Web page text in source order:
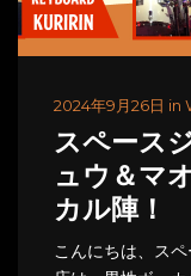
2024年9月26日 in
スペース
ュウ＆マ
カル陣！
こんにちは、ス